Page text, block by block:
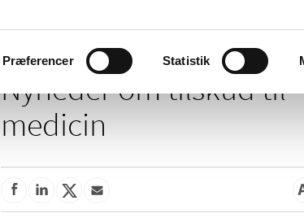
Præferencer Statistik
Nyheder om tilskud til
medicin